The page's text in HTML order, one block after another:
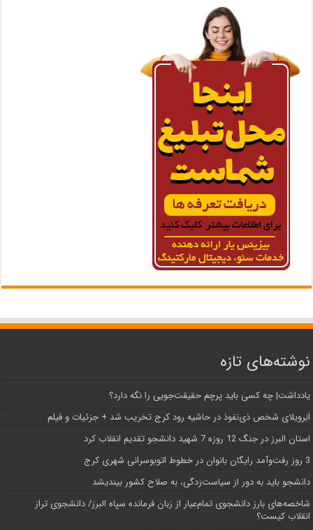
نوشته‌های تازه
یادداشت| ‌چه کسی باید پرچم حقیقت‌جویی را نگه دارد؟
اَبَر‌ویلای شخص ذی‌نفوذ در حاشیه‌ رود کرج تخریب شد + جزئیات و فیلم
استان البرز در جنگ 12 روزه 7 شهید دانشجو تقدیم انقلاب کرد
3 روز رفت‌وآمد رایگان بانوان در خطوط اتوبوسرانی شهری کرج
دانشجو باید به دور از سیاست‌زدگی، به صلاح کشور بیندیشد
شاخصه‌های بارز دانشجوی تمام‌عیار از زبان فرمانده سپاه البرز/ دانشجوی تراز
انقلاب کیست؟